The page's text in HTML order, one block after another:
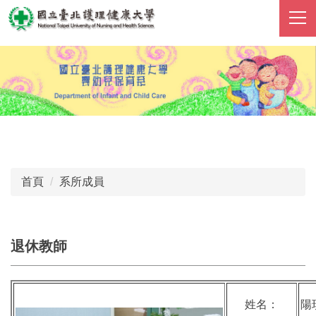
跳
到
主
內
容
區
首頁 系所成員
退休教師
姓名： 陽